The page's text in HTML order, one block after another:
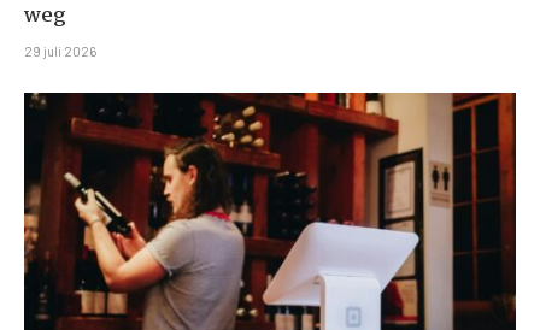
weg
29 juli 2026